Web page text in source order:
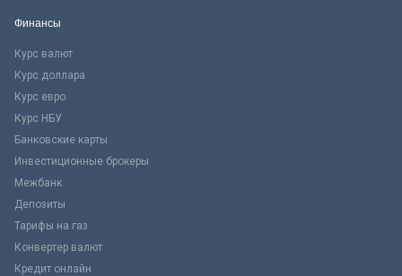
Финансы
Курс валют
Курс доллара
Курс евро
Курс НБУ
Банковские карты
Инвестиционные брокеры
Межбанк
Депозиты
Тарифы на газ
Конвертер валют
Кредит онлайн